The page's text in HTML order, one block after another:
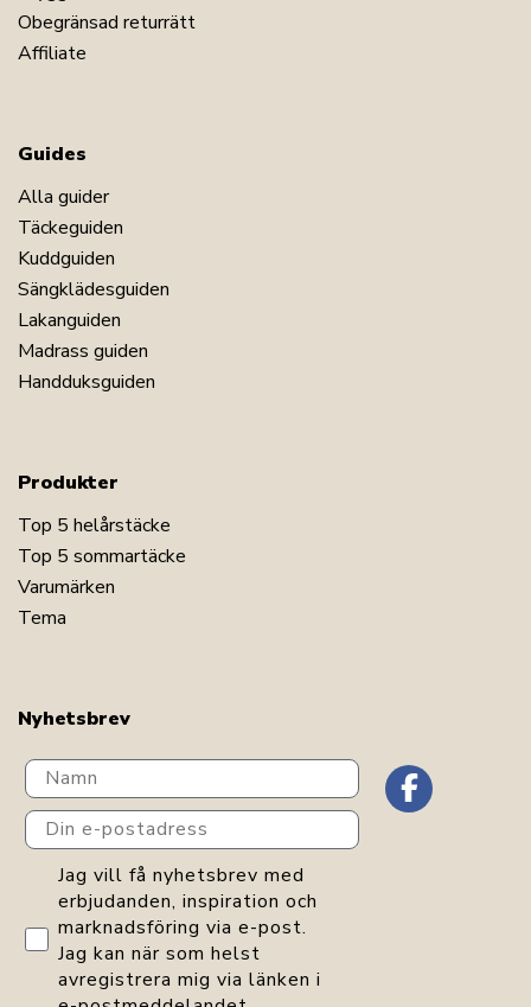
Obegränsad returrätt
Affiliate
Guides
Alla guider
Täckeguiden
Kuddguiden
Sängklädesguiden
Lakanguiden
Madrass guiden
Handduksguiden
Produkter
Top 5 helårstäcke
Top 5 sommartäcke
Varumärken
Tema
Nyhetsbrev
Navn
Din e-postadress
GDPR consent
Jag vill få nyhetsbrev med
erbjudanden, inspiration och
marknadsföring via e-post.
Jag kan när som helst
avregistrera mig via länken i